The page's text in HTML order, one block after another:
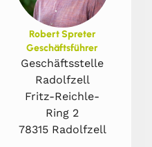
Robert Spreter
Geschäftsführer
Geschäftsstelle
Radolfzell
Fritz-Reichle-
Ring 2
78315 Radolfzell